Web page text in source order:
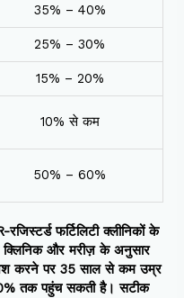
35% – 40%
25% – 30%
15% – 20%
10% से कम
50% – 60%
फर्टिलिटी क्लीनिकों के
और मरीज़ के अनुसार
करने पर 35 साल से कम उम्र
तक पहुंच सकती है। सटीक